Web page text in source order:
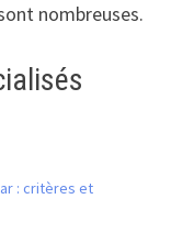
nombreuses.
: critères et